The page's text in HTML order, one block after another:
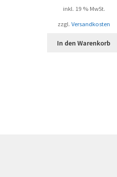
inkl. 19 % MwSt.
zzgl.Versandkosten
In den Warenkorb